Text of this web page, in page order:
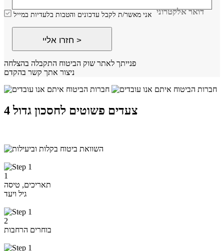
דואר אלקטרוני
אני מאשר/ת לקבל עדכונים והטבות בלעדיות במייל
חזרו אליי >
פנייתך לאתר שוק הביטוח התקבלה בהצלחה
ניצור אתך קשר בהקדם
4 צעדים פשוטים לחסכון גדול
1
תאריכים, טיסה
גיל ויעד
2
בוחרים הרחבות